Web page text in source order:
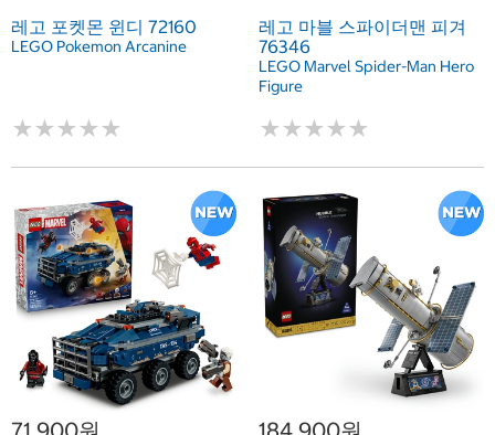
레고 포켓몬 윈디 72160
LEGO Pokemon Arcanine
★★★★★
★★★★★
레고 마블 스파이더맨 피겨
76346
LEGO Marvel Spider-Man Hero
Figure
★★★★★
★★★★★